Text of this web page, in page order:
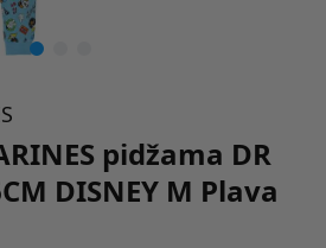
pidžama DR
DISNEY M Plava